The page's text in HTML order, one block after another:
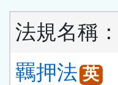
法規名稱：
羈押法 英